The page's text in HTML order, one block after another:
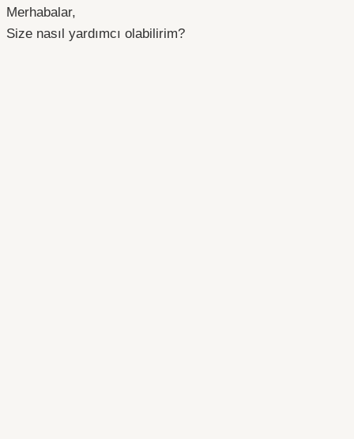
Merhabalar,
Size nasıl yardımcı olabilirim?